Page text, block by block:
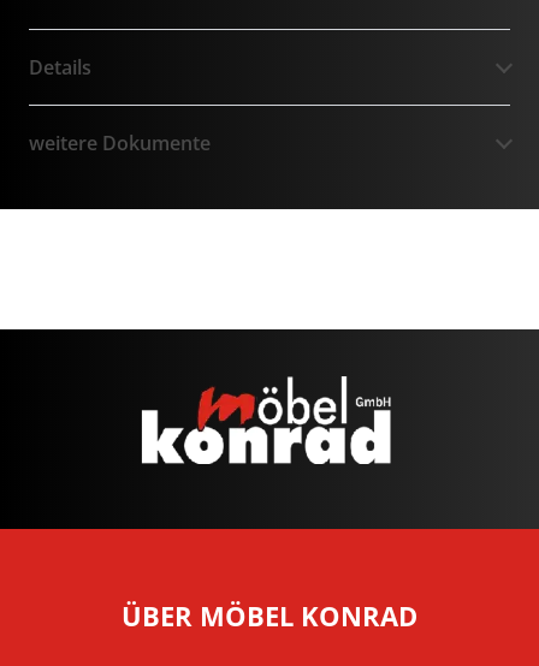
Details
weitere Dokumente
ÜBER MÖBEL KONRAD